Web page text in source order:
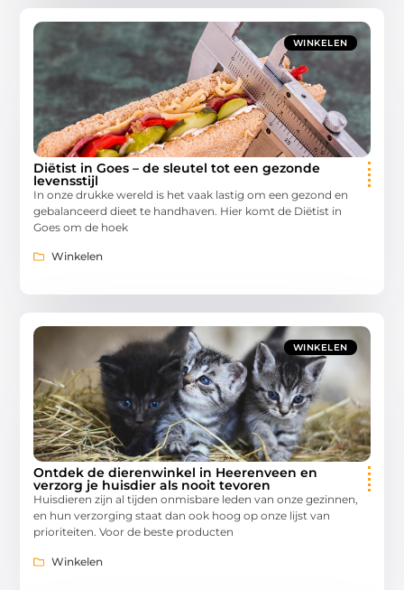
WINKELEN
Diëtist in Goes – de sleutel tot een gezonde
levensstijl
In onze drukke wereld is het vaak lastig om een gezond en
gebalanceerd dieet te handhaven. Hier komt de Diëtist in
Goes om de hoek
Winkelen
WINKELEN
Ontdek de dierenwinkel in Heerenveen en
verzorg je huisdier als nooit tevoren
Huisdieren zijn al tijden onmisbare leden van onze gezinnen,
en hun verzorging staat dan ook hoog op onze lijst van
prioriteiten. Voor de beste producten
Winkelen